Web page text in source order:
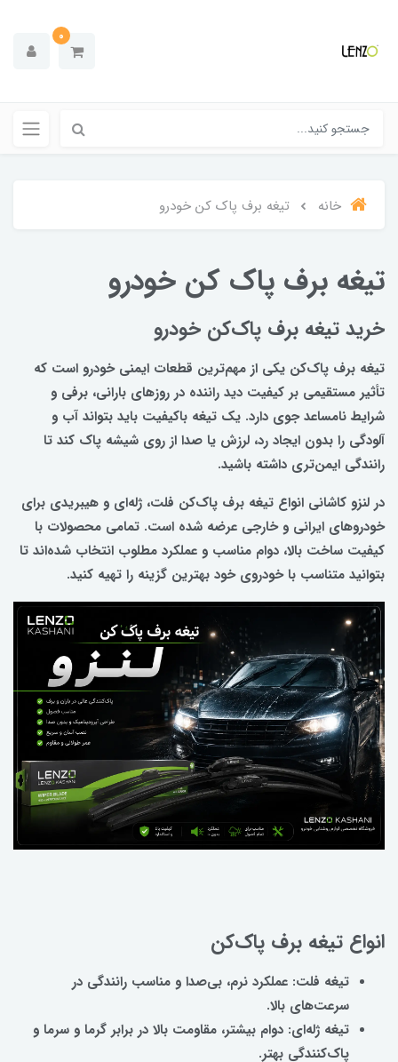
0
خانه تیغه برف پاک کن خودرو
تیغه برف پاک کن خودرو
خرید تیغه برف پاک‌کن خودرو
تیغه برف پاک‌کن یکی از مهم‌ترین قطعات ایمنی خودرو است که
تأثیر مستقیمی بر کیفیت دید راننده در روزهای بارانی، برفی و
شرایط نامساعد جوی دارد. یک تیغه باکیفیت باید بتواند آب و
آلودگی را بدون ایجاد رد، لرزش یا صدا از روی شیشه پاک کند تا
رانندگی ایمن‌تری داشته باشید.
در لنزو کاشانی انواع تیغه برف پاک‌کن فلت، ژله‌ای و هیبریدی برای
خودروهای ایرانی و خارجی عرضه شده است. تمامی محصولات با
کیفیت ساخت بالا، دوام مناسب و عملکرد مطلوب انتخاب شده‌اند تا
بتوانید متناسب با خودروی خود بهترین گزینه را تهیه کنید.
انواع تیغه برف پاک‌کن
تیغه فلت: عملکرد نرم، بی‌صدا و مناسب رانندگی در
سرعت‌های بالا.
تیغه ژله‌ای: دوام بیشتر، مقاومت بالا در برابر گرما و سرما و
پاک‌کنندگی بهتر.